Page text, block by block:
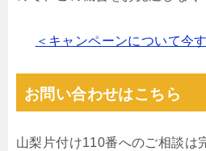
＜キャンペーンについて今
お問い合わせはこちら
山梨片付け110番へのご相談は